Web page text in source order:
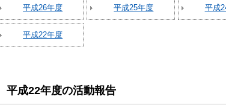
平成26年度 平成25年度 平成
平成22年度
平成22年度の活動報告